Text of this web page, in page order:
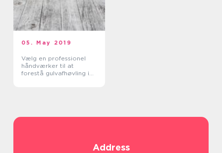
05. May 2019
Vælg en professionel
håndværker til at
forestå gulvafhøvling i
Address